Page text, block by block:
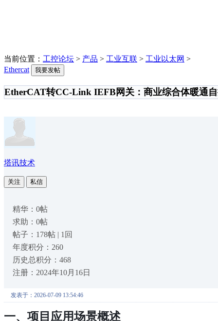
当前位置： 工控论坛 > 产品 > 工业互联 > 工业以太网 >
Ethercat
我要发帖
EtherCAT转CC-Link IEFB网关：商业综合体暖通
塔讯技术
关注 私信
精华：0帖
求助：0帖
帖子：178帖 | 1回
年度积分：260
历史总积分：468
注册：2024年10月16日
发表于：2026-07-09 13:54:46
一、项目应用场景概述